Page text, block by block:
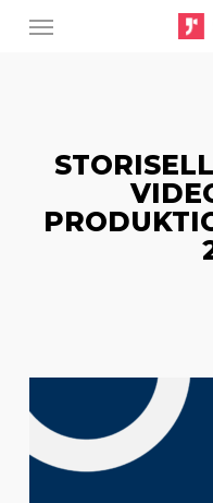
Menu